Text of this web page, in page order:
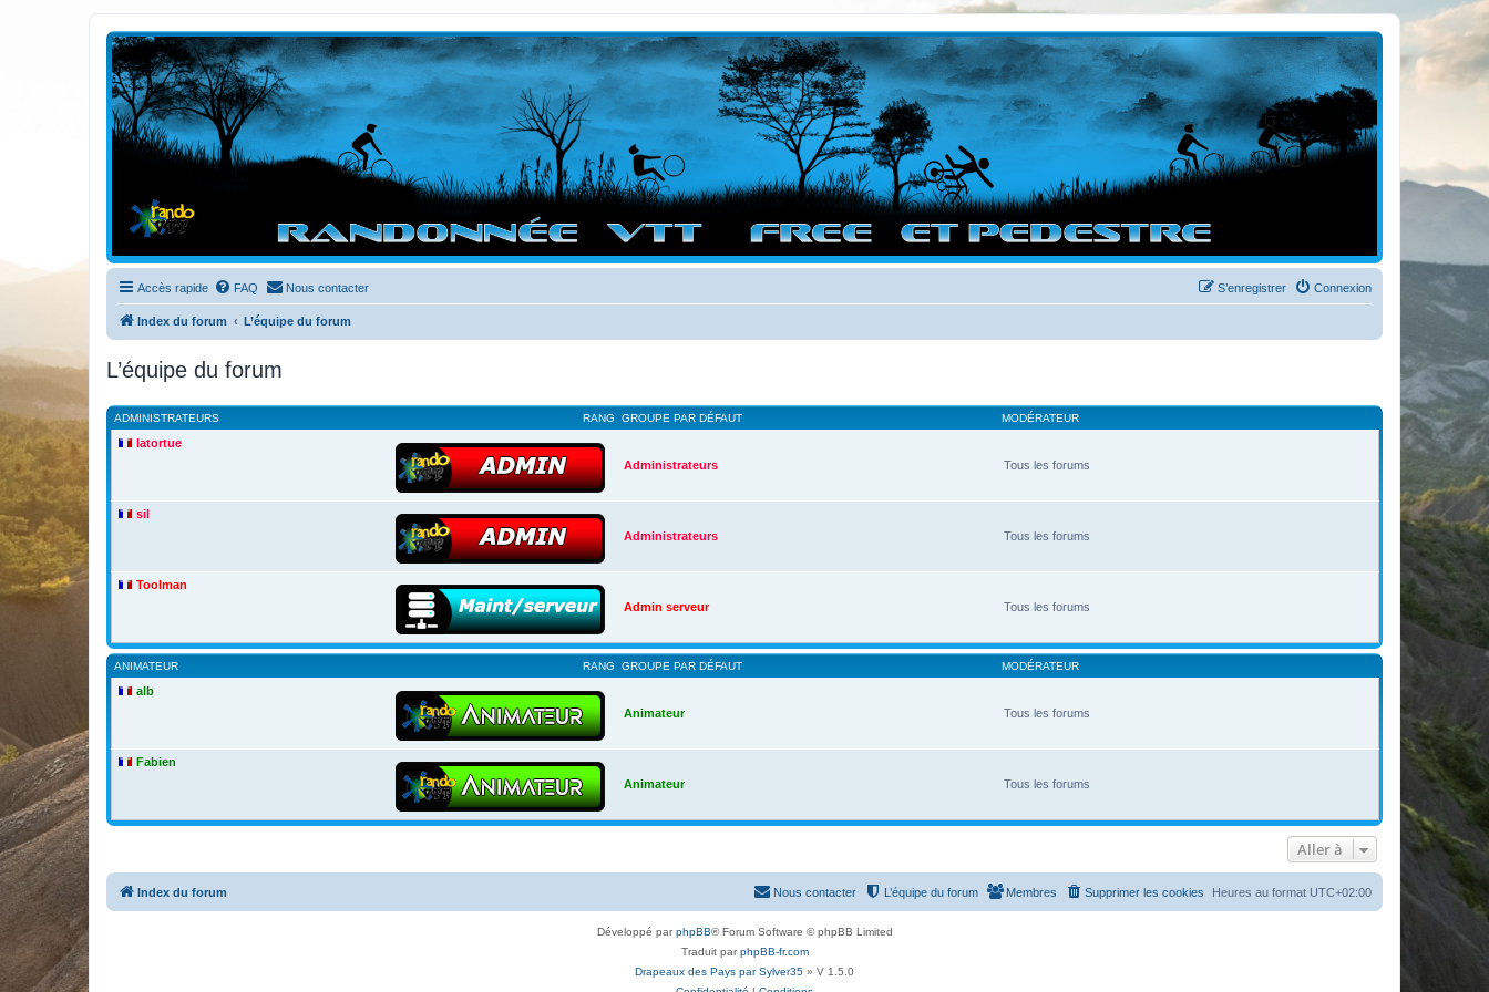
Randovttfree.fr
Bienvenue sur le site des randos vtt et pédestre de Bretagne . Bonne navigation sur le site et bonnes randos dans l'Ouest !
Accès rapide FAQ Nous contacter Connexion
S’enregistrer
Index du forum L’équipe du forum
L’équipe du forum
RANG
ADMINISTRATEURS GROUPE PAR DÉFAUT MODÉRATEUR
latortue
Administrateurs
Tous les forums
sil
Administrateurs
Tous les forums
Toolman
Admin serveur
Tous les forums
RANG
ANIMATEUR GROUPE PAR DÉFAUT MODÉRATEUR
alb
Animateur
Tous les forums
Fabien
Animateur
Tous les forums
Aller à
Index du forum Heures au format UTC+02:00
Supprimer les cookies
Membres
L’équipe du forum
Nous contacter
Développé parphpBB® Forum Software © phpBB Limited
Traduit parphpBB-fr.com
Drapeaux des Pays par Sylver35 » V 1.5.0